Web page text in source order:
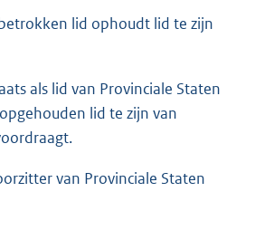
lid ophoudt lid te zijn
als lid van Provinciale Staten
lid te zijn van
van Provinciale Staten